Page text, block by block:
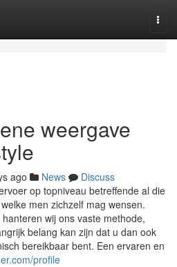
weergave
ago News
Discuss
op topniveau betreffende al die
men zichzelf mag wensen.
wij ons vaste methode,
belang kan zijn dat u dan ook
bereikbaar bent. Een ervaren en
profile